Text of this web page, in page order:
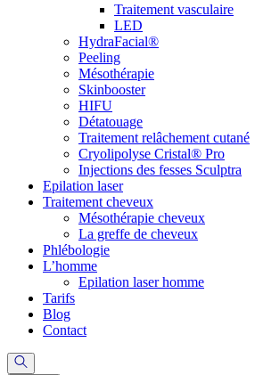
Traitement vasculaire
LED
HydraFacial®
Peeling
Mésothérapie
Skinbooster
HIFU
Détatouage
Traitement relâchement cutané
Cryolipolyse Cristal® Pro
Injections des fesses Sculptra
Epilation laser
Traitement cheveux
Mésothérapie cheveux
La greffe de cheveux
Phlébologie
L’homme
Epilation laser homme
Tarifs
Blog
Contact